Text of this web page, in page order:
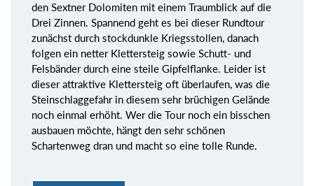
den Sextner Dolomiten mit einem Traumblick auf die
Drei Zinnen. Spannend geht es bei dieser Rundtour
zunächst durch stockdunkle Kriegsstollen, danach
folgen ein netter Klettersteig sowie Schutt- und
Felsbänder durch eine steile Gipfelflanke. Leider ist
dieser attraktive Klettersteig oft überlaufen, was die
Steinschlaggefahr in diesem sehr brüchigen Gelände
noch einmal erhöht. Wer die Tour noch ein bisschen
ausbauen möchte, hängt den sehr schönen
Schartenweg dran und macht so eine tolle Runde.